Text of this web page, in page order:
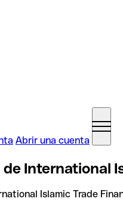
Abrir una cuenta
de International
Islamic Trade